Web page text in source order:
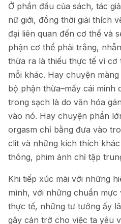
Ở phần đầu của sách, tác
nữ giới, đồng thời giải thích
đại liên quan đến cơ thể và
phận cơ thể phải trắng,
thừa ra là thiếu thực tế vì cơ
mỗi khác. Hay chuyện
bộ phận thừa–mấy cái minh
trong sạch là do văn hóa
vào nó. Hay chuyện phần
orgasm chỉ bằng đưa vào
clit và những kích thích
thông, phim ảnh chỉ tập
Khi tiếp xúc mãi với những
mình, với những chuẩn mực
thực tế, những tư tưởng ấy
gây cản trở cho việc ta yêu